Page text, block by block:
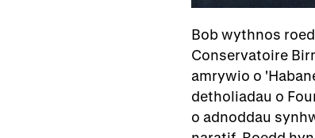
Bob wythnos
Conservatoire
amrywio o
detholiadau o
o adnoddau